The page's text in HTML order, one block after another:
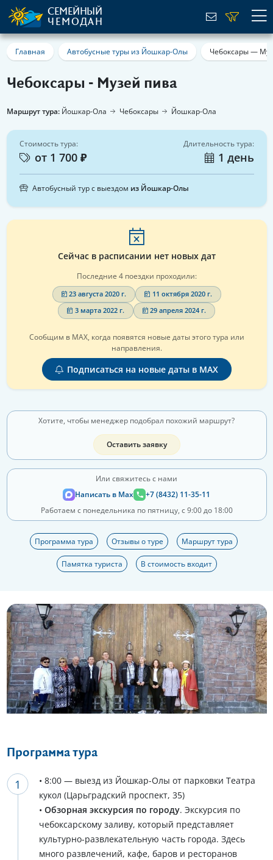
СЕМЕЙНЫЙ
ЧЕМОДАН
Главная Автобусные туры из Йошкар-Олы Чебоксары —
Чебоксары - Музей пива
Маршрут тура: Йошкар-Ола Чебоксары Йошкар-Ола
Сейчас в расписании нет новых дат
Последние 4 поездки проходили:
23 августа 2020 г.
11 октября 2020 г.
3 марта 2022 г.
29 апреля 2024 г.
Сообщим в MAX, когда появятся новые даты этого тура или
направления.
Подписаться на новые даты в MAX
Хотите, чтобы менеджер подобрал похожий маршрут?
Оставить заявку
Или свяжитесь с нами
Написать в Max
+7 (8432) 11-35-11
Работаем с понедельника по пятницу, с 9:00 до 18:00
Программа тура Отзывы о туре Маршрут тура
Памятка туриста В стоимость входит
Стоимость тура:
от 1 700 ₽
Длительность тура:
1 день
Автобусный тур с выездом из Йошкар-Олы
Еще 11 фото
Программа тура
• 8:00 — выезд из Йошкар-Олы от парковки Театра
кукол (Царьградский проспект, 35)
• Обзорная экскурсия по городу. Экскурсия по
чебоксарскому заливу, который представляет
культурно-развлекательную часть города. Здесь
много развлечений, кафе, баров и ресторанов